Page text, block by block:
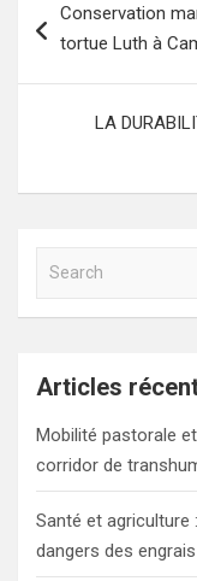
de
Conservation
tortue Luth à
LA
a
c
Articles
Mobilité pastorale
corridor de
Santé et agriculture
dangers des